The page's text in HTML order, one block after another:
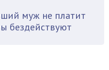
муж не платит
бездействуют